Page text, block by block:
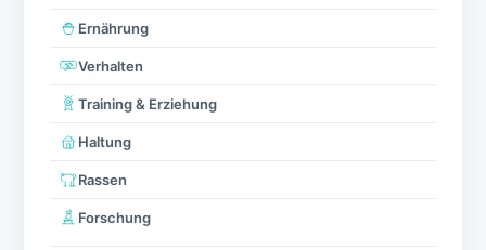
Ernährung
Verhalten
Training & Erziehung
Haltung
Rassen
Forschung